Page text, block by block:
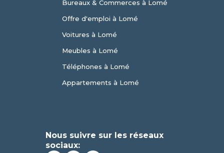
Bureaux & Commerces à Lomé
Offre d'emploi à Lomé
Voitures à Lomé
Meubles à Lomé
Téléphones à Lomé
Appartements à Lomé
Nous suivre sur les réseaux
sociaux: